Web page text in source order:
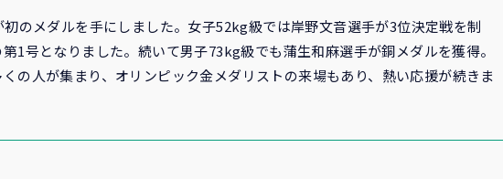
のメダルを手にしました。女子52kg級では岸野文音選手が3位決定戦を制
1号となりました。続いて男子73kg級でも蒲生和麻選手が銅メダルを獲得。
の人が集まり、オリンピック金メダリストの来場もあり、熱い応援が続きま